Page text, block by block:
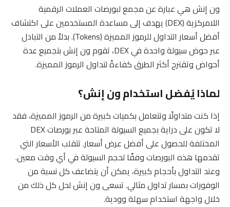
ون إنش هي عبارة عن مجمع لبورصات العملات الرقمية
اللامركزية (DEX) يهدف إلى مساعدة المستخدمين على اكتشاف
أفضل أسعار التداول للرموز المميزة (Tokens). بدلاً من التبادل
عبر حوض سيولة واحدة في DEX، تقوم ون إنش بتجميع عدة
أحواض وتقترح أكثر الطرق كفاءةً لتداول الرموز المميزة.
لماذا يُفضل استخدام ون إنش؟
إذا كنت متداولًا وتتعامل بكميات كبيرة من الرموز المميزة، فقد
لا تكون على دراية بجميع السيولة المتاحة عبر بورصات DEX
المختلفة للحصول على أفضل عرض أسعار. تتقلب الأسعار التي
تقدمها هذه البورصات وفقًا لحجم السيولة في أي وقت معين.
وعند التداول بأحجام كبيرة، يمكن أن يتضاعف كل نسبة من
الوفورات بمسار تداول مثالي. تسعى ون إنش لحل كل ذلك من
خلال واجهة استخدام سهلة وودية.